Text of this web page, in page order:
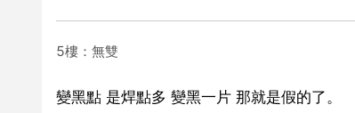
5樓：無雙
變黑點 是焊點多 變黑一片 那就是假的了。